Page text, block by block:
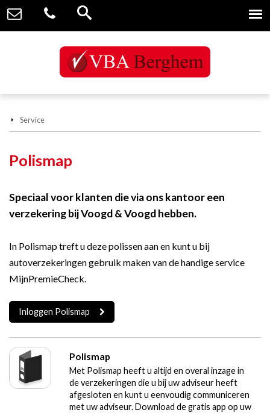
Service
Polismap
Speciaal voor klanten die via ons kantoor een
verzekering bij Voogd & Voogd hebben.
In Polismap treft u deze polissen aan en kunt u bij
autoverzekeringen gebruik maken van de handige service
MijnPremieCheck.
Inloggen Polismap
Polismap
Met Polismap heeft u altijd en overal inzage in
de verzekeringen die u bij uw adviseur heeft
afgesloten en kunt u eenvoudig communiceren
met uw adviseur. Download de gratis app op uw